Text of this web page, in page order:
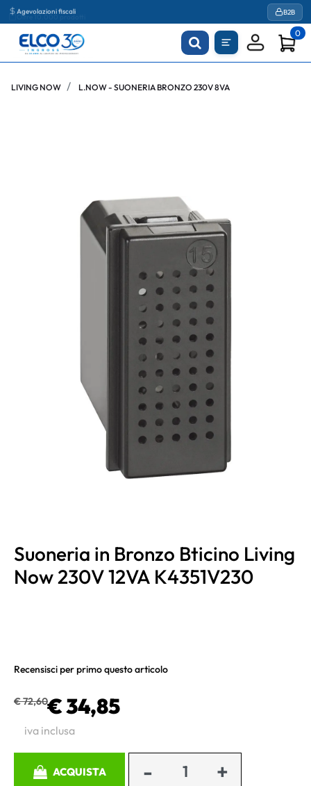
Agevolazioni fiscali B2B
0
LIVING NOW L.NOW - SUONERIA BRONZO 230V 8VA
Suoneria in Bronzo Bticino Living
Now 230V 12VA K4351V230
Recensisci per primo questo articolo
€ 72,60€ 34,85
iva inclusa
ACQUISTA